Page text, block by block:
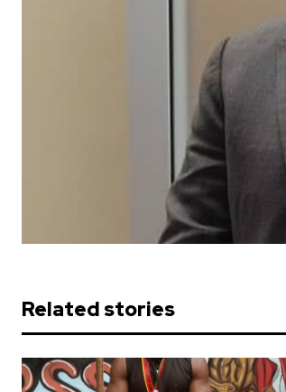
Related stories